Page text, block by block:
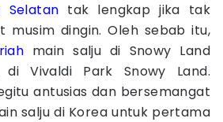
Selatan tak lengkap jika tak
musim dingin. Oleh sebab itu,
main salju di Snowy Land
Vivaldi Park Snowy Land.
antusias dan bersemangat
salju di Korea untuk pertama